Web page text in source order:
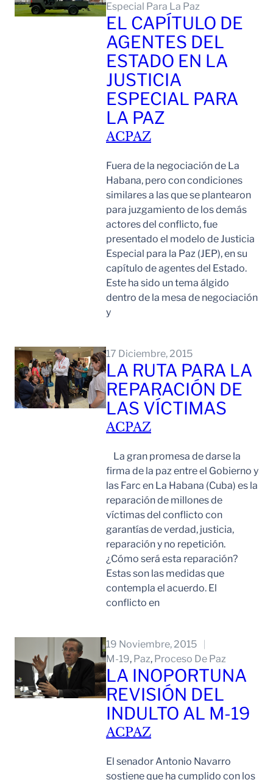
Especial Para La Paz
EL CAPÍTULO DE
AGENTES DEL
ESTADO EN LA
JUSTICIA
ESPECIAL PARA
LA PAZ
ACPAZ
Fuera de la negociación de La
Habana, pero con condiciones
similares a las que se plantearon
para juzgamiento de los demás
actores del conflicto, fue
presentado el modelo de Justicia
Especial para la Paz (JEP), en su
capítulo de agentes del Estado.
Este ha sido un tema álgido
dentro de la mesa de negociación
y
17 Diciembre, 2015
LA RUTA PARA LA
REPARACIÓN DE
LAS VÍCTIMAS
ACPAZ
La gran promesa de darse la
firma de la paz entre el Gobierno y
las Farc en La Habana (Cuba) es la
reparación de millones de
víctimas del conflicto con
garantías de verdad, justicia,
reparación y no repetición.
¿Cómo será esta reparación?
Estas son las medidas que
contempla el acuerdo. El
conflicto en
19 Noviembre, 2015
M-19, Paz, Proceso De Paz
LA INOPORTUNA
REVISIÓN DEL
INDULTO AL M-19
ACPAZ
El senador Antonio Navarro
sostiene que ha cumplido con los